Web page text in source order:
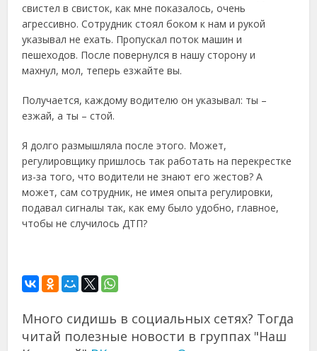
свистел в свисток, как мне показалось, очень
агрессивно. Сотрудник стоял боком к нам и рукой
указывал не ехать. Пропускал поток машин и
пешеходов. После повернулся в нашу сторону и
махнул, мол, теперь езжайте вы.
Получается, каждому водителю он указывал: ты –
езжай, а ты – стой.
Я долго размышляла после этого. Может,
регулировщику пришлось так работать на перекрестке
из-за того, что водители не знают его жестов? А
может, сам сотрудник, не имея опыта регулировки,
подавал сигналы так, как ему было удобно, главное,
чтобы не случилось ДТП?
Много сидишь в социальных сетях? Тогда
читай полезные новости в группах "Наш